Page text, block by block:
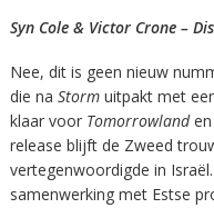
Syn Cole & Victor Crone –
Nee, dit is geen nieuw
die na Stormuitpakt met
klaar voor Tomorrowlanden
release blijft de Zweed
vertegenwoordigde in
samenwerking met Estse